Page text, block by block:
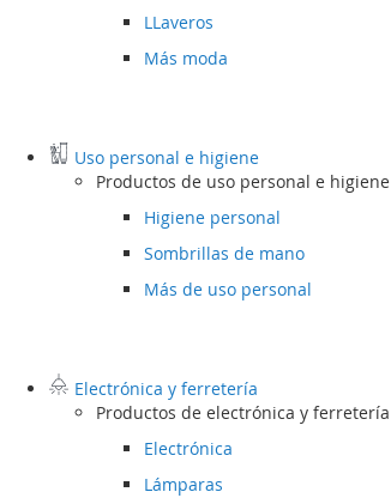
LLaveros
Más moda
Uso personal e higiene
Productos de uso personal e higiene
Higiene personal
Sombrillas de mano
Más de uso personal
Electrónica y ferretería
Productos de electrónica y ferretería
Electrónica
Lámparas